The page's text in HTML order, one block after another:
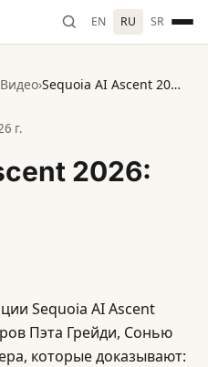
EN RU SR
Видео› Sequoia AI Ascent 2026: это AGI
г.
2026:
Sequoia AI Ascent
Пэта Грейди, Сонью
которые доказывают: